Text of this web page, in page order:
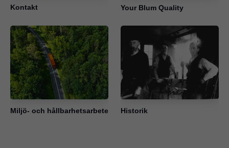
Kontakt Your Blum Quality
Miljö- och hållbarhetsarbete Historik